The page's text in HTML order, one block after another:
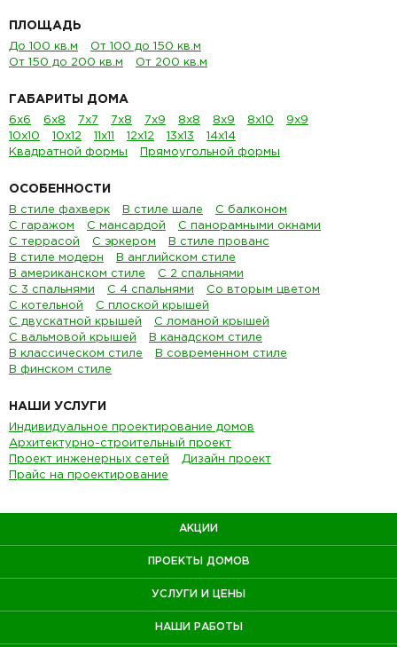
ПЛОЩАДЬ
До 100 кв.м
От 100 до 150 кв.м
От 150 до 200 кв.м
От 200 кв.м
ГАБАРИТЫ ДОМА
6х6 6х8 7х7 7х8 7х9 8х8 8х9 8х10
9х9
10х10
10х12 11х11 12х12 13х13
14х14
Квадратной формы
Прямоугольной формы
ОСОБЕННОСТИ
В стиле фахверк В стиле шале
С балконом
С гаражом
С мансардой
С панорамными окнами
С террасой
С эркером
В стиле прованс
В стиле модерн
В английском стиле
В американском стиле
С 2 спальнями
С 3 спальнями
С 4 спальнями
Со вторым цветом
С котельной
С плоской крышей
С двускатной крышей
С ломаной крышей
С вальмовой крышей
В канадском стиле
В классическом стиле
В современном стиле
В финском стиле
НАШИ УСЛУГИ
Индивидуальное проектирование домов
Архитектурно-строительный проект
Проект инженерных сетей
Дизайн проект
Прайс на проектирование
АКЦИИ
ПРОЕКТЫ ДОМОВ
УСЛУГИ И ЦЕНЫ
НАШИ РАБОТЫ